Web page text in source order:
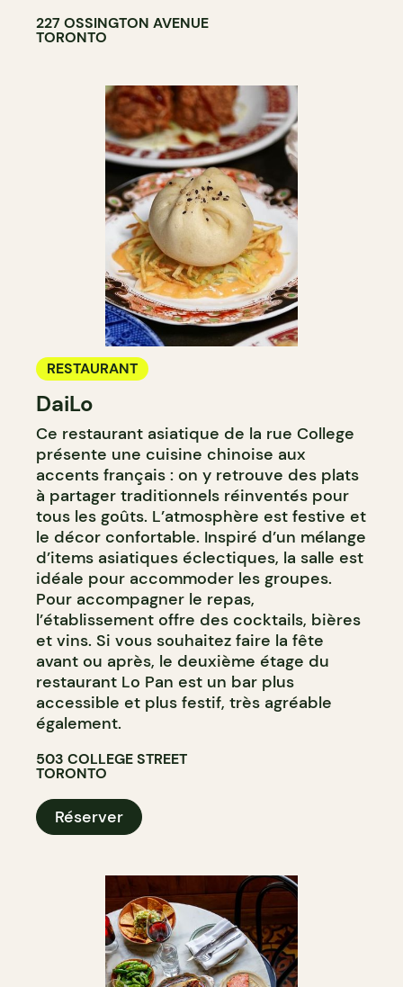
227 OSSINGTON AVENUE
TORONTO
RESTAURANT
DaiLo
Ce restaurant asiatique de la rue College
présente une cuisine chinoise aux
accents français : on y retrouve des plats
à partager traditionnels réinventés pour
tous les goûts. L’atmosphère est festive et
le décor confortable. Inspiré d’un mélange
d’items asiatiques éclectiques, la salle est
idéale pour accommoder les groupes.
Pour accompagner le repas,
l’établissement offre des cocktails, bières
et vins. Si vous souhaitez faire la fête
avant ou après, le deuxième étage du
restaurant Lo Pan est un bar plus
accessible et plus festif, très agréable
également.
503 COLLEGE STREET
TORONTO
Réserver